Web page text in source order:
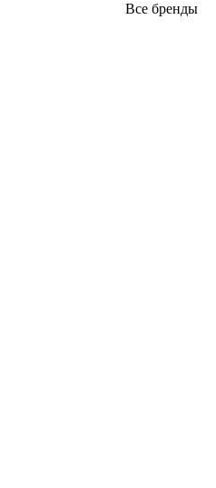
Все бренды